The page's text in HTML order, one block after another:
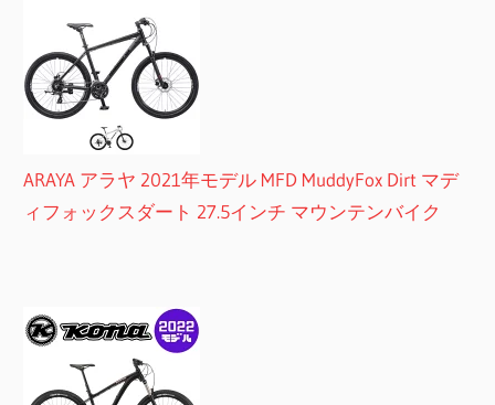
ARAYA アラヤ 2021年モデル MFD MuddyFox Dirt マデ
ィフォックスダート 27.5インチ マウンテンバイク